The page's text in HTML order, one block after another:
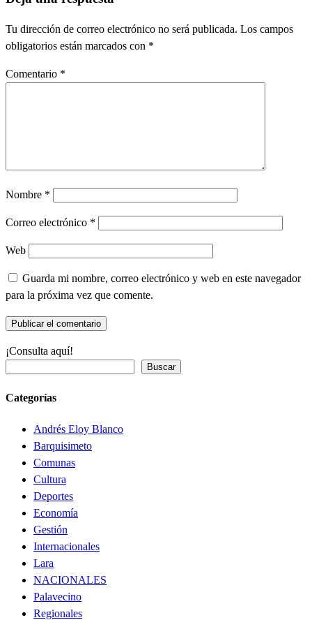
Tu dirección de correo electrónico no será publicada. Los campos
obligatorios están marcados con *
Comentario *
Nombre *
Correo electrónico *
Web
Guarda mi nombre, correo electrónico y web en este navegador
para la próxima vez que comente.
¡Consulta aquí!
Buscar
Categorías
Andrés Eloy Blanco
Barquisimeto
Comunas
Cultura
Deportes
Economía
Gestión
Internacionales
Lara
NACIONALES
Palavecino
Regionales